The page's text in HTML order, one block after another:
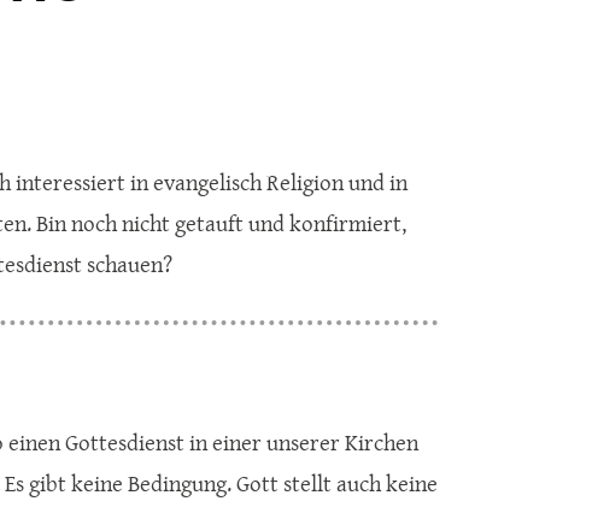
interessiert in evangelisch Religion und in
Bin noch nicht getauft und konfirmiert,
schauen?
Gottesdienst in einer unserer Kirchen
gibt keine Bedingung. Gott stellt auch keine